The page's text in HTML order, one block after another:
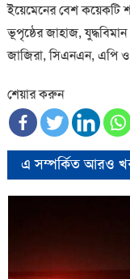
ইয়েমেনের বেশ কয়েকটি
ভূপৃষ্ঠের জাহাজ,
জাজিরা, সিএনএন, এপি ও
শেয়ার করুন
এ সম্পর্কিত আরও